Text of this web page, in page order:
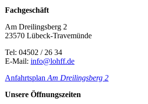
Fachgeschäft
Am Dreilingsberg 2
23570 Lübeck-Travemünde
Tel: 04502 / 26 34
E-Mail: info@lohff.de
Anfahrtsplan Am Dreilingsberg 2
Unsere Öffnungszeiten